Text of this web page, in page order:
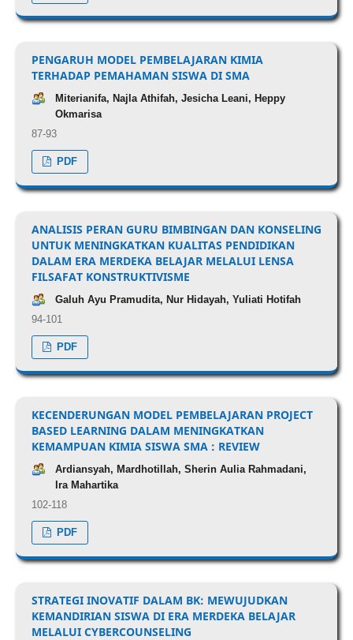
PENGARUH MODEL PEMBELAJARAN KIMIA
TERHADAP PEMAHAMAN SISWA DI SMA
Miterianifa, Najla Athifah, Jesicha Leani, Heppy
Okmarisa
87-93
PDF
ANALISIS PERAN GURU BIMBINGAN DAN KONSELING
UNTUK MENINGKATKAN KUALITAS PENDIDIKAN
DALAM ERA MERDEKA BELAJAR MELALUI LENSA
FILSAFAT KONSTRUKTIVISME
Galuh Ayu Pramudita, Nur Hidayah, Yuliati Hotifah
94-101
PDF
KECENDERUNGAN MODEL PEMBELAJARAN PROJECT
BASED LEARNING DALAM MENINGKATKAN
KEMAMPUAN KIMIA SISWA SMA : REVIEW
Ardiansyah, Mardhotillah, Sherin Aulia Rahmadani,
Ira Mahartika
102-118
PDF
STRATEGI INOVATIF DALAM BK: MEWUJUDKAN
KEMANDIRIAN SISWA DI ERA MERDEKA BELAJAR
MELALUI CYBERCOUNSELING